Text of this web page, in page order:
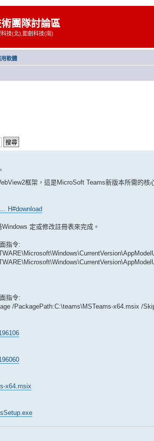
團隊討論區
技(北),鉅創科技(南)
軟體
框架，這是MicroSoft Teams新版本所需的核
H#download
定或修改註冊表來完成。
指令:
指令:
/PackagePath:C:\teams\MSTeams-x64.msix /
x64.msix